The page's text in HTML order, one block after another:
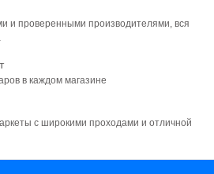
и проверенными производителями, вся
в каждом магазине
с широкими проходами и отличной